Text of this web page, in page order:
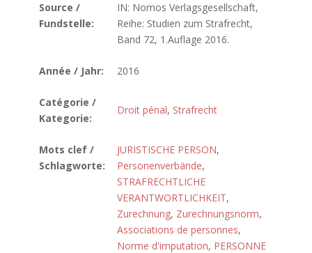
Source /
Fundstelle:
IN: Nomos Verlagsgesellschaft,
Reihe: Studien zum Strafrecht,
Band 72, 1.Auflage 2016.
Année / Jahr: 2016
Catégorie /
Kategorie:
Droit pénal, Strafrecht
Mots clef /
Schlagworte:
JURISTISCHE PERSON,
Personenverbände,
STRAFRECHTLICHE
VERANTWORTLICHKEIT,
Zurechnung, Zurechnungsnorm,
Associations de personnes,
Norme d'imputation, PERSONNE